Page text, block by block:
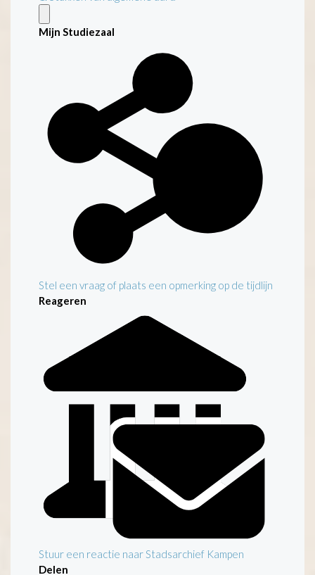
Mijn Studiezaal
Stel een vraag of plaats een opmerking op de tijdlijn
Reageren
Stuur een reactie naar Stadsarchief Kampen
Delen